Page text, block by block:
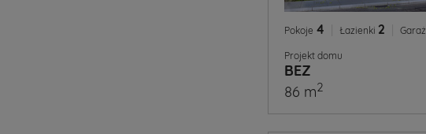
Pokoje 4 Łazienki 2 Garaż
Projekt domu
BEZ
86 m2